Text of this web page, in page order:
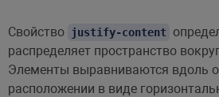
Свойство justify-content
распределяет пространство
Элементы выравниваются вдоль
расположении в виде